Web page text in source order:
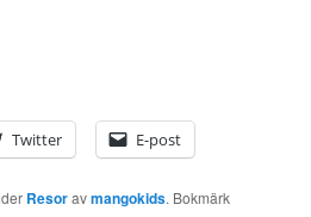
Twitter E-post
Resoravmangokids. Bokmärk